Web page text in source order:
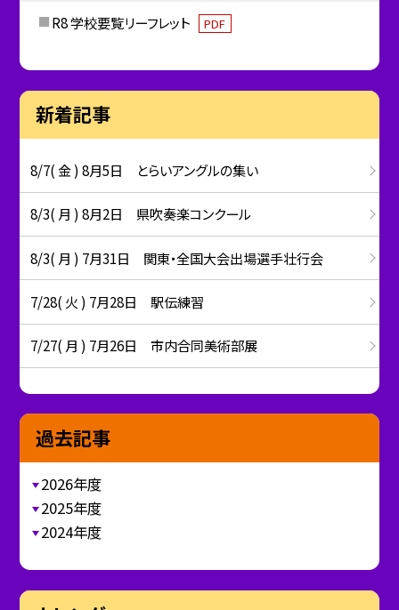
R8 学校要覧リーフレット PDF
新着記事
8/7( 金 ) 8月5日 とらいアングルの集い
8/3( 月 ) 8月2日 県吹奏楽コンクール
8/3( 月 ) 7月31日 関東・全国大会出場選手壮行会
7/28( 火 ) 7月28日 駅伝練習
7/27( 月 ) 7月26日 市内合同美術部展
過去記事
2026年度
2025年度
2024年度